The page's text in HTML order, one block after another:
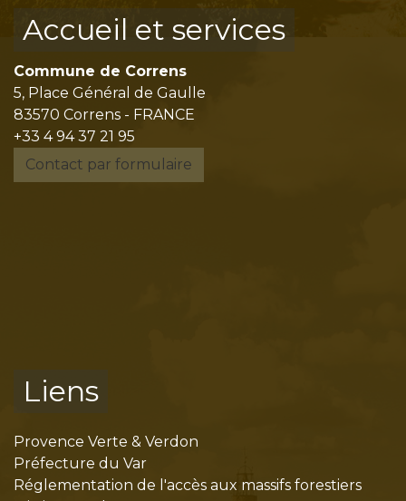
Accueil et services
Commune de Correns
5, Place Général de Gaulle
83570 Correns - FRANCE
+33 4 94 37 21 95
Contact par formulaire
Liens
Provence Verte & Verdon
Préfecture du Var
Réglementation de l'accès aux massifs forestiers